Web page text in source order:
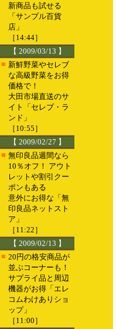
新商品も試せる
「サンプル百貨
店」
［14:44］
【 2009/03/13 】
■ 新鮮野菜やセレブ
な高級野菜をお得
価格で！
大田市場直送のサ
イト「セレブ・ラ
ンド」
［10:55］
【 2009/02/27 】
■ 無印良品週間なら
10％オフ！ アウト
レットや割引クー
ポンもある
意外にお得な「無
印良品ネットスト
ア」
［11:22］
【 2009/02/13 】
■ 20円の格安商品が
並ぶコーナーも！
サプライ品と周辺
機器がお得「エレ
コムわけありショ
ップ」
［11:00］